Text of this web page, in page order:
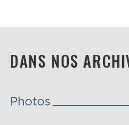
DANS NOS
Photos